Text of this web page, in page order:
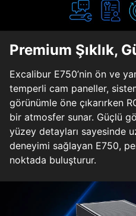
Premium Şıklık,
Excalibur E750’nin ön ve
temperli cam paneller,
görünümle öne çıkarırken
bir atmosfer sunar. Güçlü
yüzey detayları sayesinde
deneyimi sağlayan E750,
noktada buluşturur.